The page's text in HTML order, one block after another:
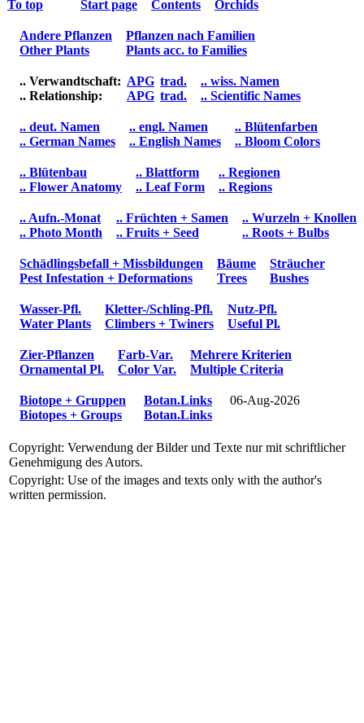
To top Start page Contents Orchids
Andere Pflanzen
Other Plants
Pflanzen nach Familien
Plants acc. to Families
.. Verwandtschaft:
.. Relationship:
APG
APG
trad.
trad.
.. wiss. Namen
.. Scientific Names
.. deut. Namen
.. German Names
.. engl. Namen
.. English Names
.. Blütenfarben
.. Bloom Colors
.. Blütenbau
.. Flower Anatomy
.. Blattform
.. Leaf Form
.. Regionen
.. Regions
.. Aufn.-Monat
.. Photo Month
.. Früchten + Samen
.. Fruits + Seed
.. Wurzeln + Knollen
.. Roots + Bulbs
Schädlingsbefall + Missbildungen
Pest Infestation + Deformations
Bäume
Trees
Sträucher
Bushes
Wasser-Pfl.
Water Plants
Kletter-/Schling-Pfl.
Climbers + Twiners
Nutz-Pfl.
Useful Pl.
Zier-Pflanzen
Ornamental Pl.
Farb-Var.
Color Var.
Mehrere Kriterien
Multiple Criteria
Biotope + Gruppen
Biotopes + Groups
Botan.Links
Botan.Links
06-Aug-2026
Copyright: Verwendung der Bilder und Texte nur mit schriftlicher
Genehmigung des Autors.
Copyright: Use of the images and texts only with the author's
written permission.